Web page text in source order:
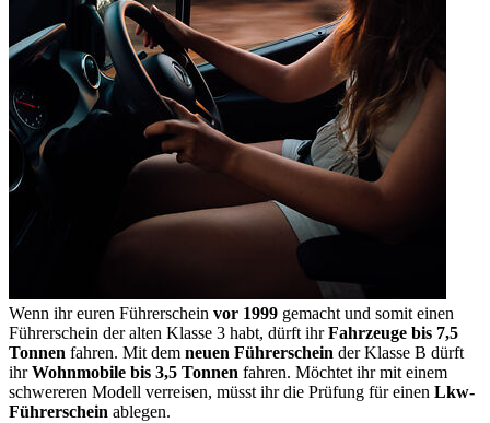
Wenn ihr euren Führerschein vor 1999 gemacht und somit einen
Führerschein der alten Klasse 3 habt, dürft ihrFahrzeuge bis 7,5
Tonnen fahren. Mit dem neuen Führerschein der Klasse B dürft
ihrWohnmobile bis 3,5 Tonnen fahren. Möchtet ihr mit einem
schwereren Modell verreisen, müsst ihr die Prüfung für einen Lkw-
Führerschein ablegen.